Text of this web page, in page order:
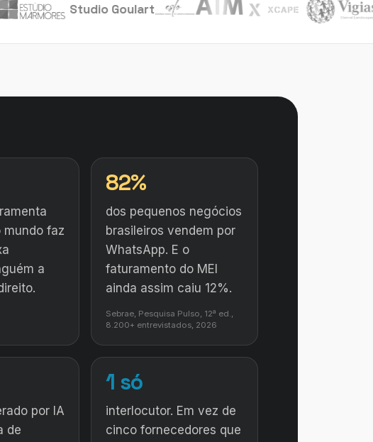
Studio Goulart
mundo faz
a
82%
dos pequenos negócios
brasileiros vendem por
WhatsApp. E o
faturamento do MEI
ainda assim caiu 12%.
Sebrae, Pesquisa Pulso, 12ª ed.,
8.200+ entrevistados, 2026
por IA
de
1 só
interlocutor. Em vez de
cinco fornecedores que